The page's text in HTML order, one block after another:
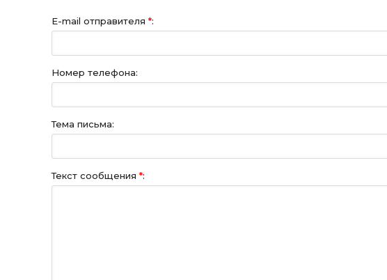
E-mail отправителя *:
Номер телефона:
Тема письма:
Текст сообщения *: